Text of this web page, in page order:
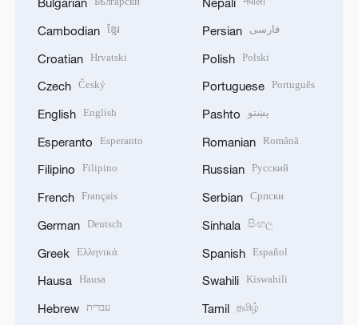
Cambodian ខ្មែរ
Croatian Hrvatski
Czech Český
English English
Esperanto Esperanto
Filipino Filipino
French Français
German Deutsch
Greek Ελληνικά
Hausa Hausa
Hebrew עברית
Persian فارسی
Polish Polski
Portuguese Português
Pashto پښتو
Romanian Română
Russian Русский
Serbian Српски
Sinhala සිංහල
Spanish Español
Swahili Kiswahili
Tamil தமிழ்